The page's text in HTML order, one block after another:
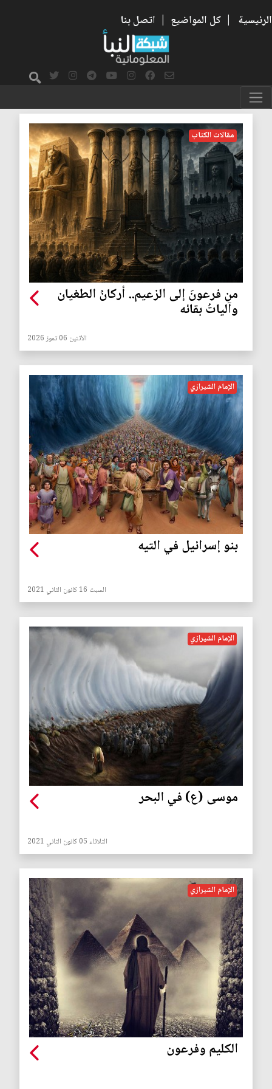
الرئيسية | كل المواضيع | اتصل بنا
فرعون
مقالات الكتاب
من فرعونَ إلى الزعيم.. أركانُ الطغيان
وآلياتُ بقائه
الأثنين 06 تموز 2026
الإمام الشيرازي
بنو إسرائيل في التيه
السبت 16 كانون الثاني 2021
الإمام الشيرازي
موسى (ع) في البحر
الثلاثاء 05 كانون الثاني 2021
الإمام الشيرازي
الكليم وفرعون